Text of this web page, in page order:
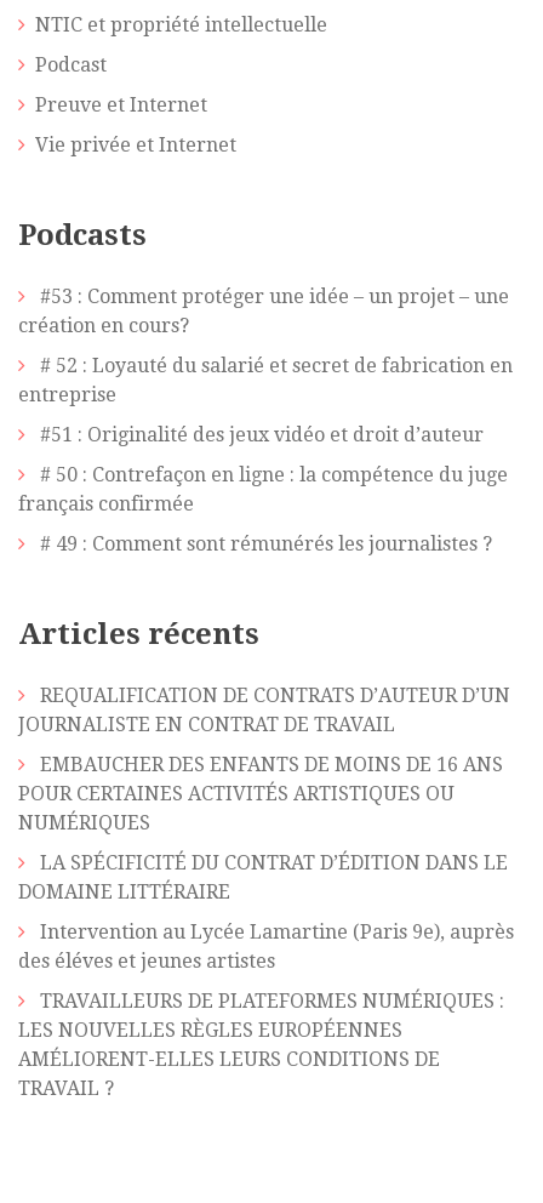
NTIC et propriété intellectuelle
Podcast
Preuve et Internet
Vie privée et Internet
Podcasts
#53 : Comment protéger une idée – un projet – une
création en cours?
# 52 : Loyauté du salarié et secret de fabrication en
entreprise
#51 : Originalité des jeux vidéo et droit d’auteur
# 50 : Contrefaçon en ligne : la compétence du juge
français confirmée
# 49 : Comment sont rémunérés les journalistes ?
Articles récents
REQUALIFICATION DE CONTRATS D’AUTEUR D’UN
JOURNALISTE EN CONTRAT DE TRAVAIL
EMBAUCHER DES ENFANTS DE MOINS DE 16 ANS
POUR CERTAINES ACTIVITÉS ARTISTIQUES OU
NUMÉRIQUES
LA SPÉCIFICITÉ DU CONTRAT D’ÉDITION DANS LE
DOMAINE LITTÉRAIRE
Intervention au Lycée Lamartine (Paris 9e), auprès
des éléves et jeunes artistes
TRAVAILLEURS DE PLATEFORMES NUMÉRIQUES :
LES NOUVELLES RÈGLES EUROPÉENNES
AMÉLIORENT-ELLES LEURS CONDITIONS DE
TRAVAIL ?